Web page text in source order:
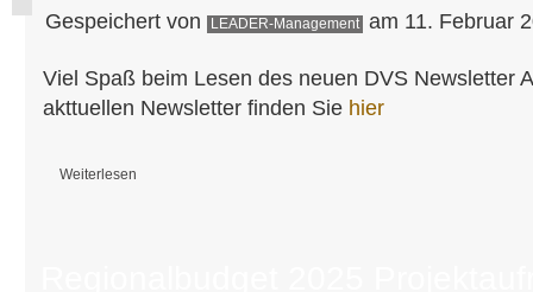
Gespeichert von LEADER-Management am 11. Februar
Viel Spaß beim Lesen des neuen DVS Newsletter
akttuellen Newsletter finden Sie hier
Weiterlesen